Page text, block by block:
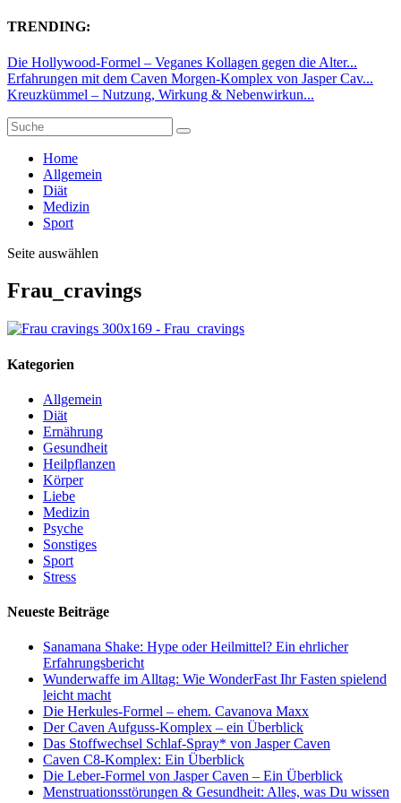
TRENDING:
Die Hollywood-Formel – Veganes Kollagen gegen die Alter...
Erfahrungen mit dem Caven Morgen-Komplex von Jasper Cav...
Kreuzkümmel – Nutzung, Wirkung & Nebenwirkun...
Home
Allgemein
Diät
Medizin
Sport
Seite auswählen
Frau_cravings
Kategorien
Allgemein
Diät
Ernährung
Gesundheit
Heilpflanzen
Körper
Liebe
Medizin
Psyche
Sonstiges
Sport
Stress
Neueste Beiträge
Sanamana Shake: Hype oder Heilmittel? Ein ehrlicher
Erfahrungsbericht
Wunderwaffe im Alltag: Wie WonderFast Ihr Fasten spielend
leicht macht
Die Herkules-Formel – ehem. Cavanova Maxx
Der Caven Aufguss-Komplex – ein Überblick
Das Stoffwechsel Schlaf-Spray* von Jasper Caven
Caven C8-Komplex: Ein Überblick
Die Leber-Formel von Jasper Caven – Ein Überblick
Menstruationsstörungen & Gesundheit: Alles, was Du wissen